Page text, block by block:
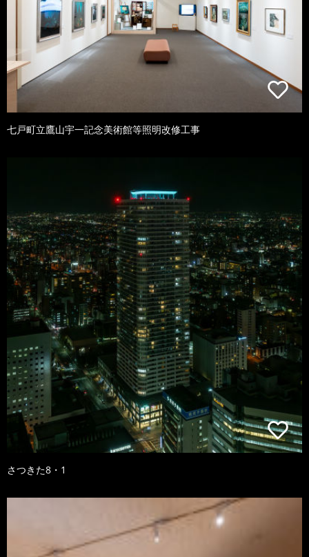
七戸町立鷹山宇一記念美術館等照明改修工事
さつきた8・1